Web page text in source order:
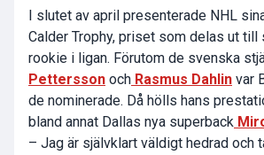
I slutet av april presenterade NHL
Calder Trophy, priset som delas ut
rookie i ligan. Förutom de svenska
Pettersson och Rasmus Dahlin var
de nominerade. Då hölls hans
bland annat Dallas nya superback
– Jag är självklart väldigt hedrad och